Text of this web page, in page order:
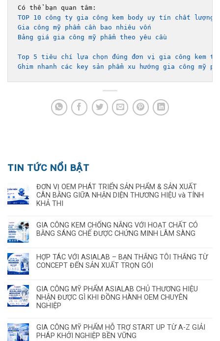
TOP 10 công ty gia công kem body uy tín chất lượng
Gia công mỹ phẩm cần bao nhiêu vốn
Bảng giá gia công mỹ phẩm theo yêu cầu
Top 5 tiêu chí lựa chọn đúng đơn vị gia công kem
Ghim nhanh các key sản phẩm xu hướng gia công mỹ
TIN TỨC NỔI BẬT
ĐƠN VỊ OEM PHÁT TRIỂN SẢN PHẨM & SẢN XUẤT
CÂN BẰNG GIỮA NHẬN DIỆN THƯƠNG HIỆU và TÍNH
KHẢ THI
GIA CÔNG KEM CHỐNG NẮNG VỚI HOẠT CHẤT CÓ
BẰNG SÁNG CHẾ ĐƯỢC CHỨNG MINH LÂM SÀNG
HỢP TÁC VỚI ASIALAB – BẠN THẮNG TÔI THẮNG TỪ
CONCEPT ĐẾN SẢN XUẤT TRỌN GÓI
GIA CÔNG MỸ PHẨM ASIALAB CHỦ THƯƠNG HIỆU
NHẬN ĐƯỢC GÌ KHI ĐỒNG HÀNH OEM CHUYÊN
NGHIỆP
GIA CÔNG MỸ PHẨM HỖ TRỢ START UP TỪ A-Z GIẢI
PHÁP KHỞI NGHIỆP BỀN VỮNG